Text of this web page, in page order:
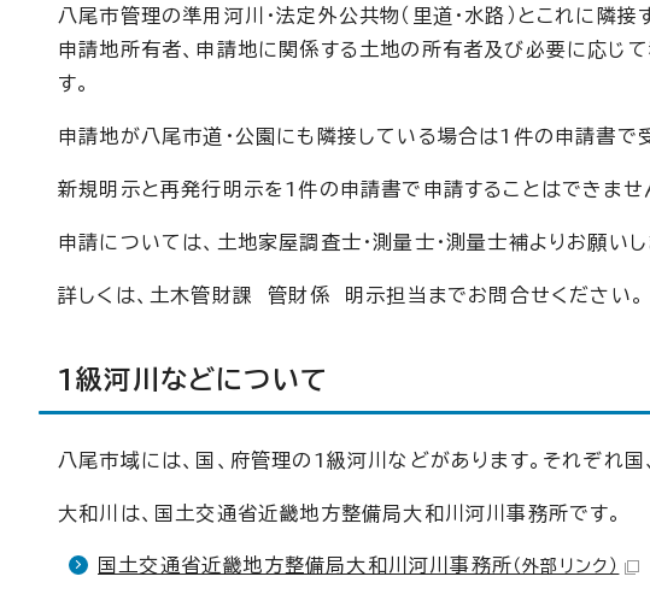
八尾市管理の準用河川・法定外公共物（里道・水路）とこれに隣接
申請地所有者、申請地に関係する土地の所有者及び必要に応じ
す。
申請地が八尾市道・公園にも隣接している場合は1件の申請書で
新規明示と再発行明示を1件の申請書で申請することはできませ
申請については、土地家屋調査士・測量士・測量士補よりお願いし
詳しくは、土木管財課 管財係 明示担当までお問合せください。
1級河川などについて
八尾市域には、国、府管理の1級河川などがあります。それぞれ
大和川は、国土交通省近畿地方整備局大和川河川事務所です。
国土交通省近畿地方整備局大和川河川事務所 （外部リンク）